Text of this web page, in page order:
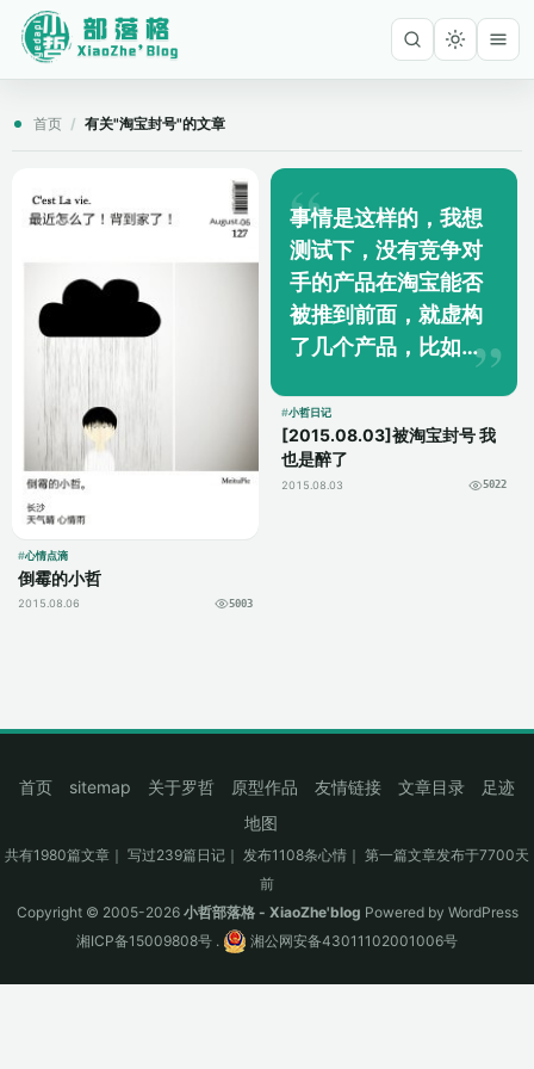
首页 / 有关"淘宝封号"的文章
心情点滴
倒霉的小哲
2015.08.06 5003
事情是这样的，我想
测试下，没有竞争对
手的产品在淘宝能否
被推到前面，就虚构
了几个产品，比如智
绍里写明了不要拍，
结果淘宝说我发布虚
假商品……永久封号。
小哲日记
[2015.08.03]被淘宝封号 我
也是醉了
2015.08.03 5022
首页 sitemap 关于罗哲 原型作品 友情链接 文章目录
足迹
地图
共有1980篇文章｜ 写过239篇日记｜ 发布1108条心情｜ 第一篇文章发布于7700天
前
Copyright © 2005-2026 小哲部落格 - XiaoZhe'blog Powered by WordPress
湘ICP备15009808号 . 湘公网安备43011102001006号